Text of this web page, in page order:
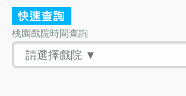
桃園戲院時間查詢